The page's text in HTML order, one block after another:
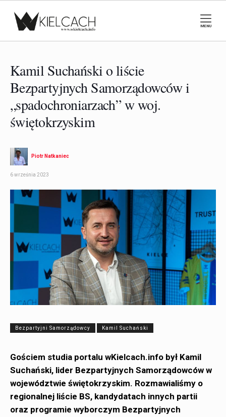
MENU
Kamil Suchański o liście
Bezpartyjnych Samorządowców i
„spadochroniarzach” w woj.
świętokrzyskim
Piotr Natkaniec
6 września 2023
Bezpartyjni Samorządowcy Kamil Suchański
Gościem studia portalu wKielcach.info był Kamil
Suchański, lider Bezpartyjnych Samorządowców w
województwie świętokrzyskim. Rozmawialiśmy o
regionalnej liście BS, kandydatach innych partii
oraz programie wyborczym Bezpartyjnych